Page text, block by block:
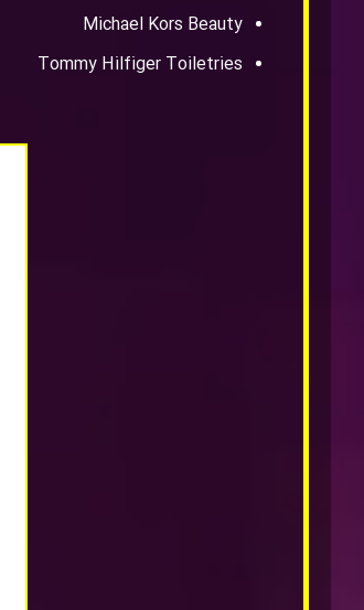
Michael Kors Beauty
Tommy Hilfiger Toiletries